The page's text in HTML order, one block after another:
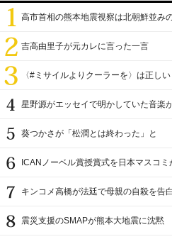
高市首相の熊本地震視察は北朝鮮並み
吉高由里子が元カレに言った一言
〈#ミサイルよりクーラーを〉は正し
星野源がエッセイで明かしていた音楽
葵つかさが「松潤とは終わった」と
ICANノーベル賞授賞式を日本マスコミ
キンコメ高橋が法廷で母親の自殺を告白
震災支援のSMAPが熊本大地震に沈黙